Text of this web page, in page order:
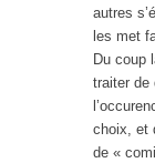
autres
les met
Du coup
traiter de
choix, et
de «